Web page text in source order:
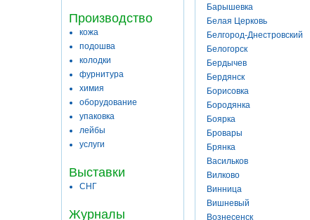
Производство
кожа
подошва
колодки
фурнитура
химия
оборудование
упаковка
лейбы
услуги
Выставки
СНГ
Журналы
Барышевка
Белая Церковь
Белгород-Днестровский
Белогорск
Бердычев
Бердянск
Борисовка
Бородянка
Боярка
Бровары
Брянка
Васильков
Вилково
Винница
Вишневый
Вознесенск